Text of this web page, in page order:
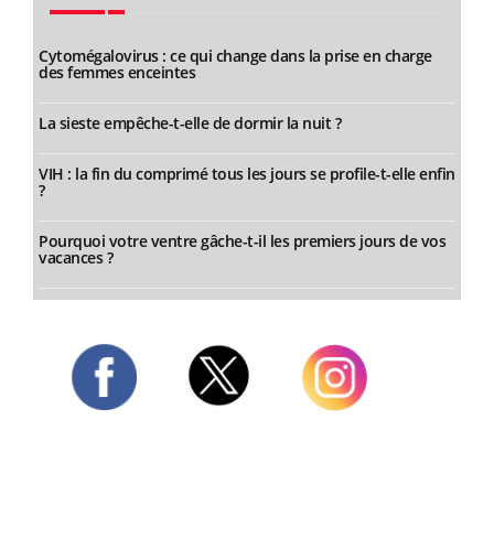
Cytomégalovirus : ce qui change dans la prise en charge
des femmes enceintes
La sieste empêche-t-elle de dormir la nuit ?
VIH : la fin du comprimé tous les jours se profile-t-elle enfin
?
Pourquoi votre ventre gâche-t-il les premiers jours de vos
vacances ?